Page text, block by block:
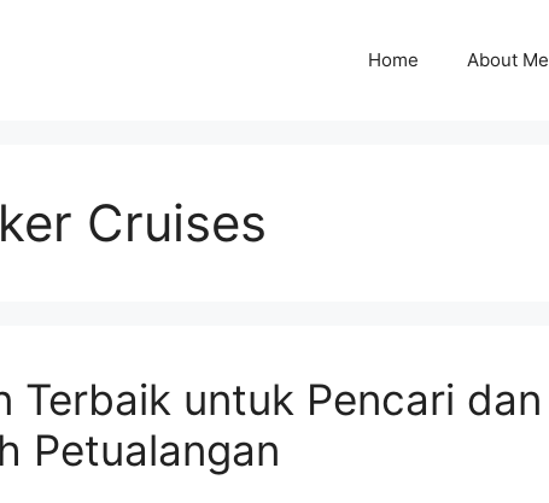
Home About Me
Cruises
Terbaik untuk Pencari dan
Petualangan